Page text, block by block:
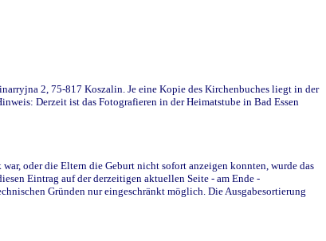
2, 75-817 Koszalin. Je eine Kopie des Kirchenbuches liegt in der
Derzeit ist das Fotografieren in der Heimatstube in Bad Essen
oder die Eltern die Geburt nicht sofort anzeigen konnten, wurde das
Eintrag auf der derzeitigen aktuellen Seite - am Ende -
Gründen nur eingeschränkt möglich. Die Ausgabesortierung